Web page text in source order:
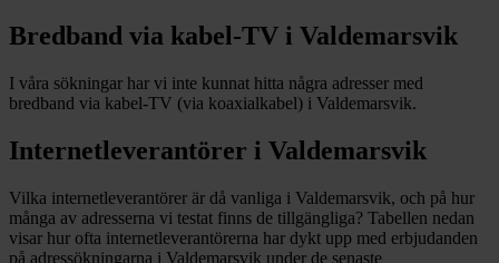
Bredband via kabel-TV i Valdemarsvik
I våra sökningar har vi inte kunnat hitta några adresser med
bredband via kabel-TV (via koaxialkabel) i Valdemarsvik.
Internetleverantörer i Valdemarsvik
Vilka internetleverantörer är då vanliga i Valdemarsvik, och på hur
många av adresserna vi testat finns de tillgängliga? Tabellen nedan
visar hur ofta internetleverantörerna har dykt upp med erbjudanden
på adressökningarna i Valdemarsvik under de senaste